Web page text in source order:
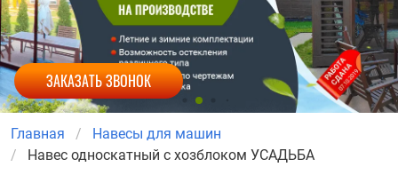
ЗАКАЗАТЬ ЗВОНОК
Главная
Навесы для машин
Навес односкатный с хозблоком УСАДЬБА